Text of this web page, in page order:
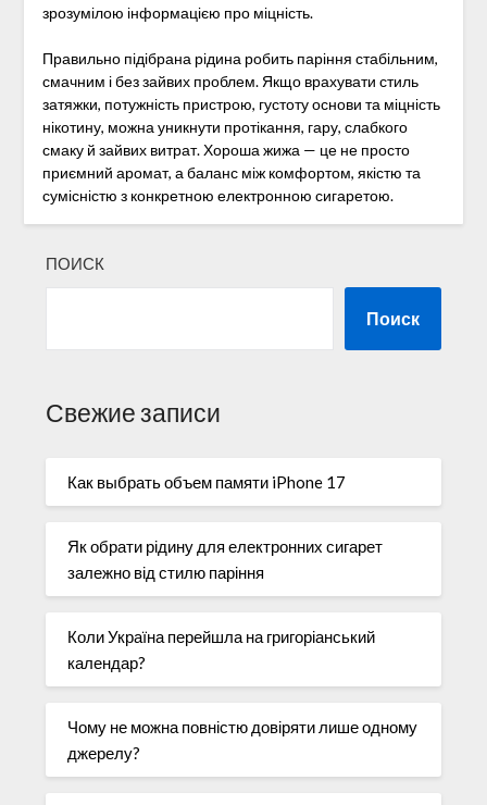
зрозумілою інформацією про міцність.
Правильно підібрана рідина робить паріння стабільним,
смачним і без зайвих проблем. Якщо врахувати стиль
затяжки, потужність пристрою, густоту основи та міцність
нікотину, можна уникнути протікання, гару, слабкого
смаку й зайвих витрат. Хороша жижа — це не просто
приємний аромат, а баланс між комфортом, якістю та
сумісністю з конкретною електронною сигаретою.
ПОИСК
Поиск
Свежие записи
Как выбрать объем памяти iPhone 17
Як обрати рідину для електронних сигарет
залежно від стилю паріння
Коли Україна перейшла на григоріанський
календар?
Чому не можна повністю довіряти лише одному
джерелу?